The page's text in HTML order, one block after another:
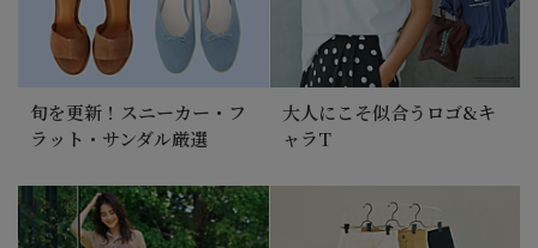
旬を更新！スニーカー・フ
ラット・サンダル厳選
大人にこそ似合うロゴ&キ
ャラT